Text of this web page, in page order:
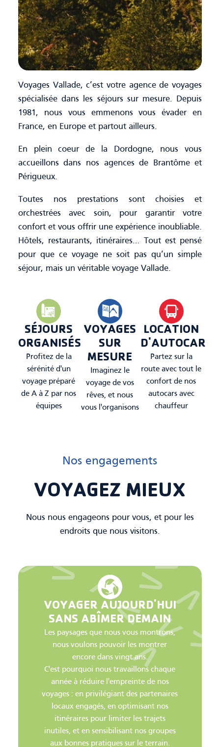
Voyages Vallade, c’est votre agence de voyages
spécialisée dans les séjours sur mesure. Depuis
1981, nous vous emmenons vous évader en
France, en Europe et partout ailleurs.
En plein coeur de la Dordogne, nous vous
accueillons dans nos agences de Brantôme et
Périgueux.
Toutes nos prestations sont choisies et
orchestrées avec soin, pour garantir votre
confort et vous offrir une expérience inoubliable.
Hôtels, restaurants, itinéraires… Tout est pensé
pour que ce voyage ne soit pas qu’un simple
séjour, mais un véritable voyage Vallade.
SÉJOURS
ORGANISÉS
Profitez de la
sérénité d'un
voyage préparé
de A à Z par nos
équipes
VOYAGES
SUR
MESURE
Imaginez le
voyage de vos
rêves, et nous
vous l'organisons
LOCATION
D'AUTOCAR
Partez sur la
route avec tout le
confort de nos
autocars avec
chauffeur
Nos engagements
VOYAGEZ MIEUX
Nous nous engageons pour vous, et pour les
endroits que nous visitons.
VOYAGER AUJOURD'HUI
SANS ABÎMER DEMAIN
Les paysages que nous vous montrons,
nous voulons pouvoir les montrer
encore dans vingt ans.
C'est pourquoi nous travaillons chaque
année à réduire l'empreinte de nos
voyages : en privilégiant des partenaires
locaux engagés, en optimisant nos
itinéraires pour limiter les trajets
inutiles, et en sensibilisant nos groupes
aux bonnes pratiques sur le terrain.